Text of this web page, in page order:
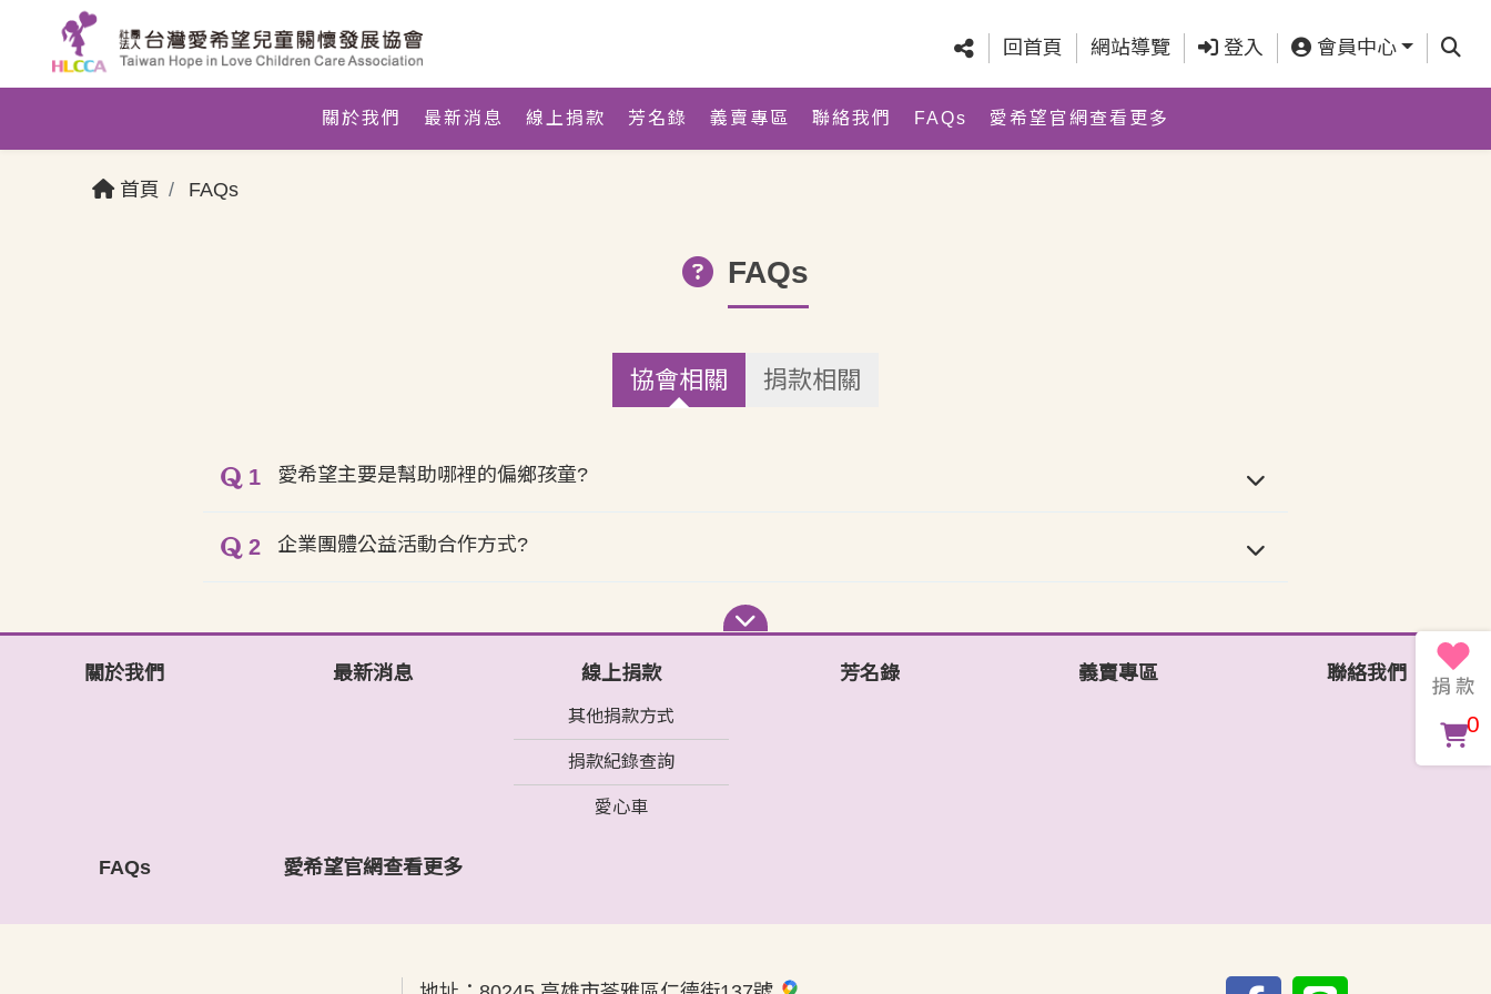
回首頁 網站導覽 登入 會員中心 查詢
關於我們 最新消息 線上捐款 芳名錄 義賣專區 聯絡我們 FAQs 愛希望官網查看更多
首頁 FAQs
FAQs
協會相關 捐款相關
1 愛希望主要是幫助哪裡的偏鄉孩童?
2 企業團體公益活動合作方式?
關於我們 最新消息 線上捐款
其他捐款方式
捐款紀錄查詢
愛心車
芳名錄 義賣專區 聯絡我們
FAQs 愛希望官網查看更多
0